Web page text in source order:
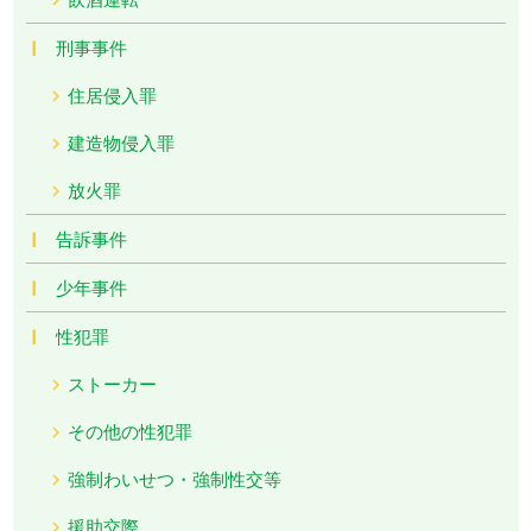
刑事事件
住居侵入罪
建造物侵入罪
放火罪
告訴事件
少年事件
性犯罪
ストーカー
その他の性犯罪
強制わいせつ・強制性交等